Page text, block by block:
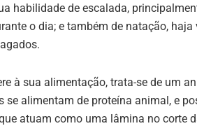
habilidade de escalada,
o dia; e também de natação,
à sua alimentação, trata-se de um
se alimentam de proteína animal, e
atuam como uma lâmina no corte